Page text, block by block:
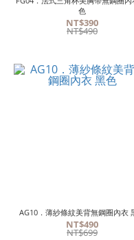
色
NT$390
NT$490
AG10．薄紗條紋美背無鋼圈內衣
NT$490
NT$699